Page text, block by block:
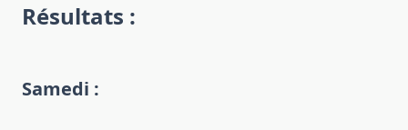
Résultats :
Samedi :